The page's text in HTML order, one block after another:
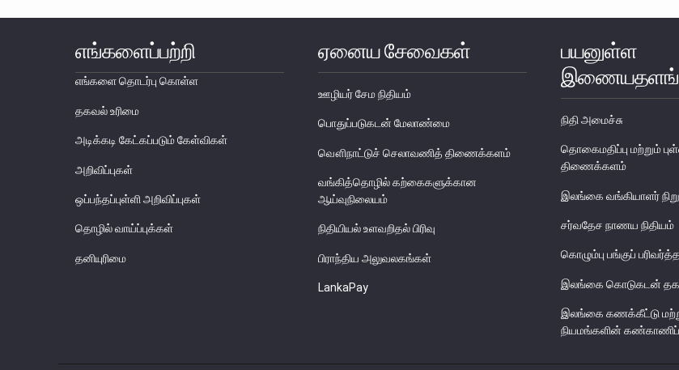
எங்களைப்பற்றி
எங்களை தொடர்பு கொள்ள
தகவல் உரிமை
அடிக்கடி கேட்கப்படும் கேள்விகள்
அறிவிப்புகள்
ஒப்பந்தப்புள்ளி அறிவிப்புகள்
தொழில் வாய்ப்புக்கள்
தனியுரிமை
ஏனைய சேவைகள்
ஊழியர் சேம நிதியம்
பொதுப்படுகடன் மேலாண்மை
வௌிநாட்டுச் செலாவணித் திணைக்களம்
வங்கித்தொழில் கற்கைகளுக்கான
ஆய்வுநிலையம்
நிதியியல் உளவறிதல் பிரிவு
பிராந்திய அலுவலகங்கள்
LankaPay
பயனுள்ள
நிதி அமைச்சு
தொகைமதிப்பு மற்றும்
திணைக்களம்
இலங்கை வங்கியாளர்
சர்வதேச நாணய நிதியம்
கொழும்பு பங்குப்
இலங்கை கொடுகடன்
இலங்கை கணக்கீட்டு
நியமங்களின்